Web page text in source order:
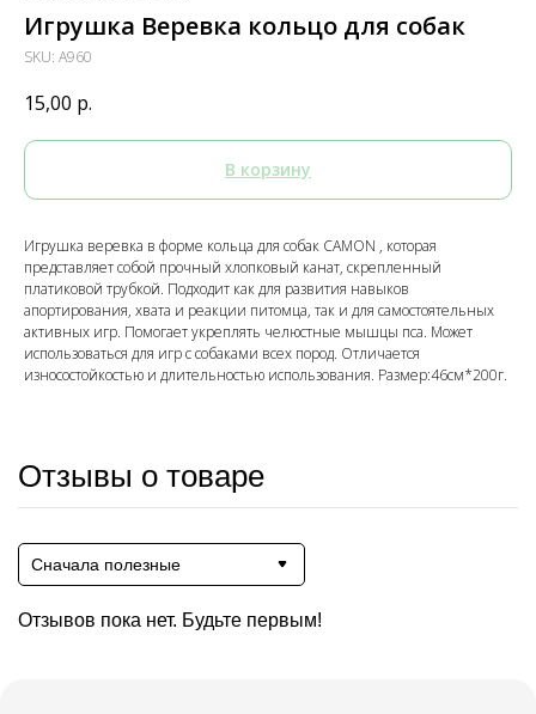
Игрушка Веревка кольцо для собак
SKU: A960
15,00 р.
В корзину
Игрушка веревка в форме кольца для собак CAMON , которая
представляет собой прочный хлопковый канат, скрепленный
платиковой трубкой. Подходит как для развития навыков
апортирования, хвата и реакции питомца, так и для самостоятельных
активных игр. Помогает укреплять челюстные мышцы пса. Может
использоваться для игр с собаками всех пород. Отличается
износостойкостью и длительностью использования. Размер:46см*200г.
Отзывы о товаре
Сначала полезные
Отзывов пока нет. Будьте первым!